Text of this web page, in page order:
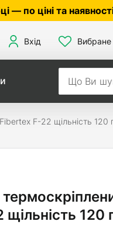
та наявності
Вхід Вибране
F-22 щільність 120
120